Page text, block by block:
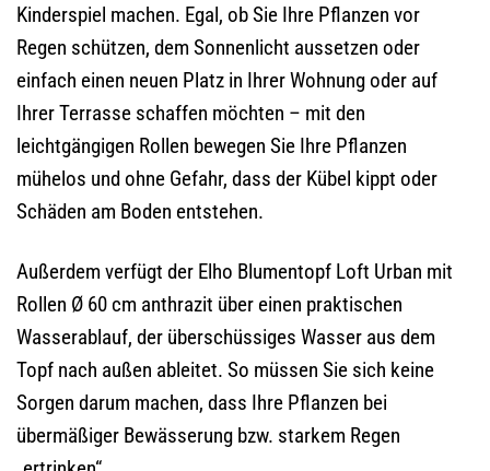
Kinderspiel machen. Egal, ob Sie Ihre Pflanzen vor
Regen schützen, dem Sonnenlicht aussetzen oder
einfach einen neuen Platz in Ihrer Wohnung oder auf
Ihrer Terrasse schaffen möchten – mit den
leichtgängigen Rollen bewegen Sie Ihre Pflanzen
mühelos und ohne Gefahr, dass der Kübel kippt oder
Schäden am Boden entstehen.
Außerdem verfügt der Elho Blumentopf Loft Urban mit
Rollen Ø 60 cm anthrazit über einen praktischen
Wasserablauf, der überschüssiges Wasser aus dem
Topf nach außen ableitet. So müssen Sie sich keine
Sorgen darum machen, dass Ihre Pflanzen bei
übermäßiger Bewässerung bzw. starkem Regen